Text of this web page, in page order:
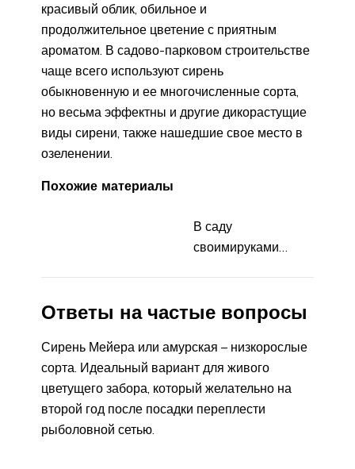
красивый облик, обильное и
продолжительное цветение с приятным
ароматом. В садово-парковом строительстве
чаще всего используют сирень
обыкновенную и ее многочисленные сорта,
но весьма эффектны и другие дикорастущие
виды сирени, также нашедшие свое место в
озеленении.
Похожие материалы
В саду
своимируками…
Ответы на частые вопросы
Сирень Мейера или амурская – низкорослые
сорта. Идеальный вариант для живого
цветущего забора, который желательно на
второй год после посадки переплести
рыболовной сетью.